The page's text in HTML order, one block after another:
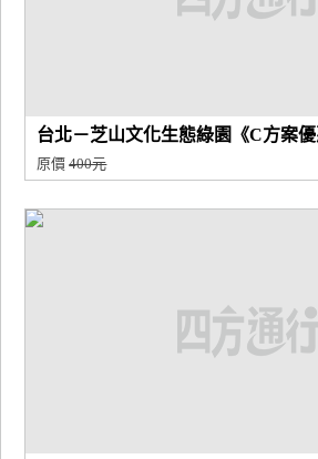
台北－芝山文化生態綠園《C方案
原價400元